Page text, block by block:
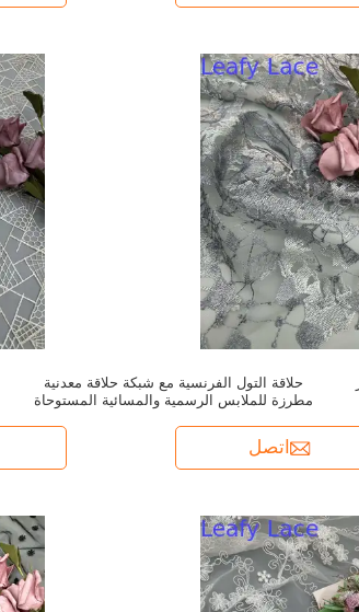
حلاقة التول الفرنسية مع شبكة حلاقة معدنية
مطرزة للملابس الرسمية والمسائية المستوحاة
اتصل